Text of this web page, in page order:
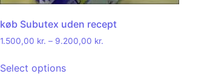
køb Subutex uden recept
1.500,00 kr. – 9.200,00 kr.
Select options